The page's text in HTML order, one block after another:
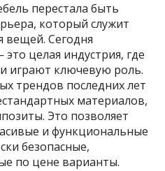
перестала быть
который служит
вещей. Сегодня
целая индустрия, где
играют ключевую роль.
трендов последних лет
материалов,
Это позволяет
и функциональные
безопасные,
по цене варианты.